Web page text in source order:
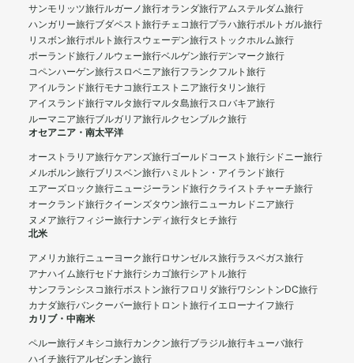
サンモリッツ旅行ルガーノ旅行オランダ旅行アムステルダム旅行
ハンガリー旅行ブダペスト旅行チェコ旅行プラハ旅行ポルトガル旅行
リスボン旅行ポルト旅行スウェーデン旅行ストックホルム旅行
ポーランド旅行ノルウェー旅行ベルゲン旅行デンマーク旅行
コペンハーゲン旅行スロベニア旅行フランクフルト旅行
アイルランド旅行モナコ旅行エストニア旅行タリン旅行
アイスランド旅行マルタ旅行マルタ島旅行スロバキア旅行
ルーマニア旅行ブルガリア旅行ルクセンブルク旅行
オセアニア・南太平洋
オーストラリア旅行ケアンズ旅行ゴールドコースト旅行シドニー旅行
メルボルン旅行ブリスベン旅行ハミルトン・アイランド旅行
エアーズロック旅行ニュージーランド旅行クライストチャーチ旅行
オークランド旅行クイーンズタウン旅行ニューカレドニア旅行
ヌメア旅行フィジー旅行ナンディ旅行タヒチ旅行
北米
アメリカ旅行ニューヨーク旅行ロサンゼルス旅行ラスベガス旅行
アナハイム旅行セドナ旅行シカゴ旅行シアトル旅行
サンフランシスコ旅行ボストン旅行フロリダ旅行ワシントンDC旅行
カナダ旅行バンクーバー旅行 トロント旅行イエローナイフ旅行
カリブ・中南米
ペルー旅行メキシコ旅行カンクン旅行ブラジル旅行キューバ旅行
ハイチ旅行アルゼンチン旅行